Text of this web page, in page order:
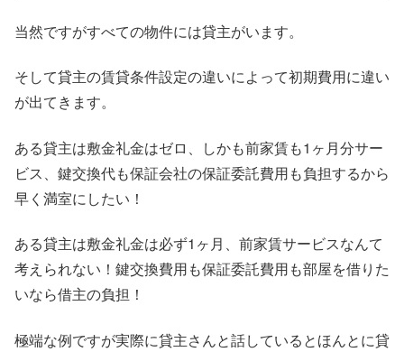
当然ですがすべての物件には貸主がいます。
そして貸主の賃貸条件設定の違いによって初期費用に違い
が出てきます。
ある貸主は敷金礼金はゼロ、しかも前家賃も1ヶ月分サー
ビス、鍵交換代も保証会社の保証委託費用も負担するから
早く満室にしたい！
ある貸主は敷金礼金は必ず1ヶ月、前家賃サービスなんて
考えられない！鍵交換費用も保証委託費用も部屋を借りた
いなら借主の負担！
極端な例ですが実際に貸主さんと話しているとほんとに貸